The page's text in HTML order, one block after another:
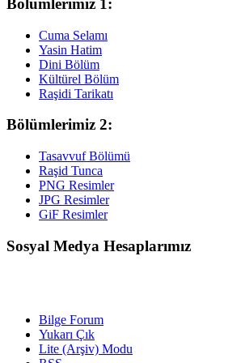
Bölümlerimiz 1:
Cuma Selamı
Yasin Hatim
Dini Bölüm
Kültürel Bölüm
Raşidi Tarikatı
Bölümlerimiz 2:
Tasavvuf Bölümü
Raşid Tunca
PNG Resimler
JPG Resimler
GiF Resimler
Sosyal Medya Hesaplarımız
Bilge Forum
Yukarı Çık
Lite (Arşiv) Modu